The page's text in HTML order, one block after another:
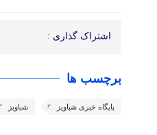
اشتراک گذاری :
برچسب ها
پایگاه خبری شباویز شباویز